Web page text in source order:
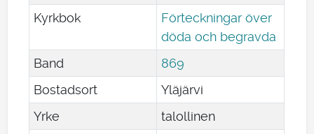
Kyrkbok
Förteckningar över
döda och begravda
Band
869
Bostadsort
Yläjärvi
Yrke
talollinen